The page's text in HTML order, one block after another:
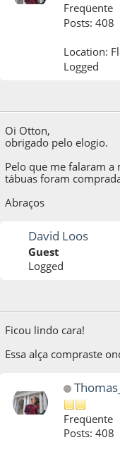
Freqüente
Posts: 408
Location:
Logged
Oi Otton,
obrigado pelo elogio.
Pelo que me falaram a
tábuas foram
Abraços
David Loos
Guest
Logged
Ficou lindo cara!
Essa alça compraste
Freqüente
Posts: 408